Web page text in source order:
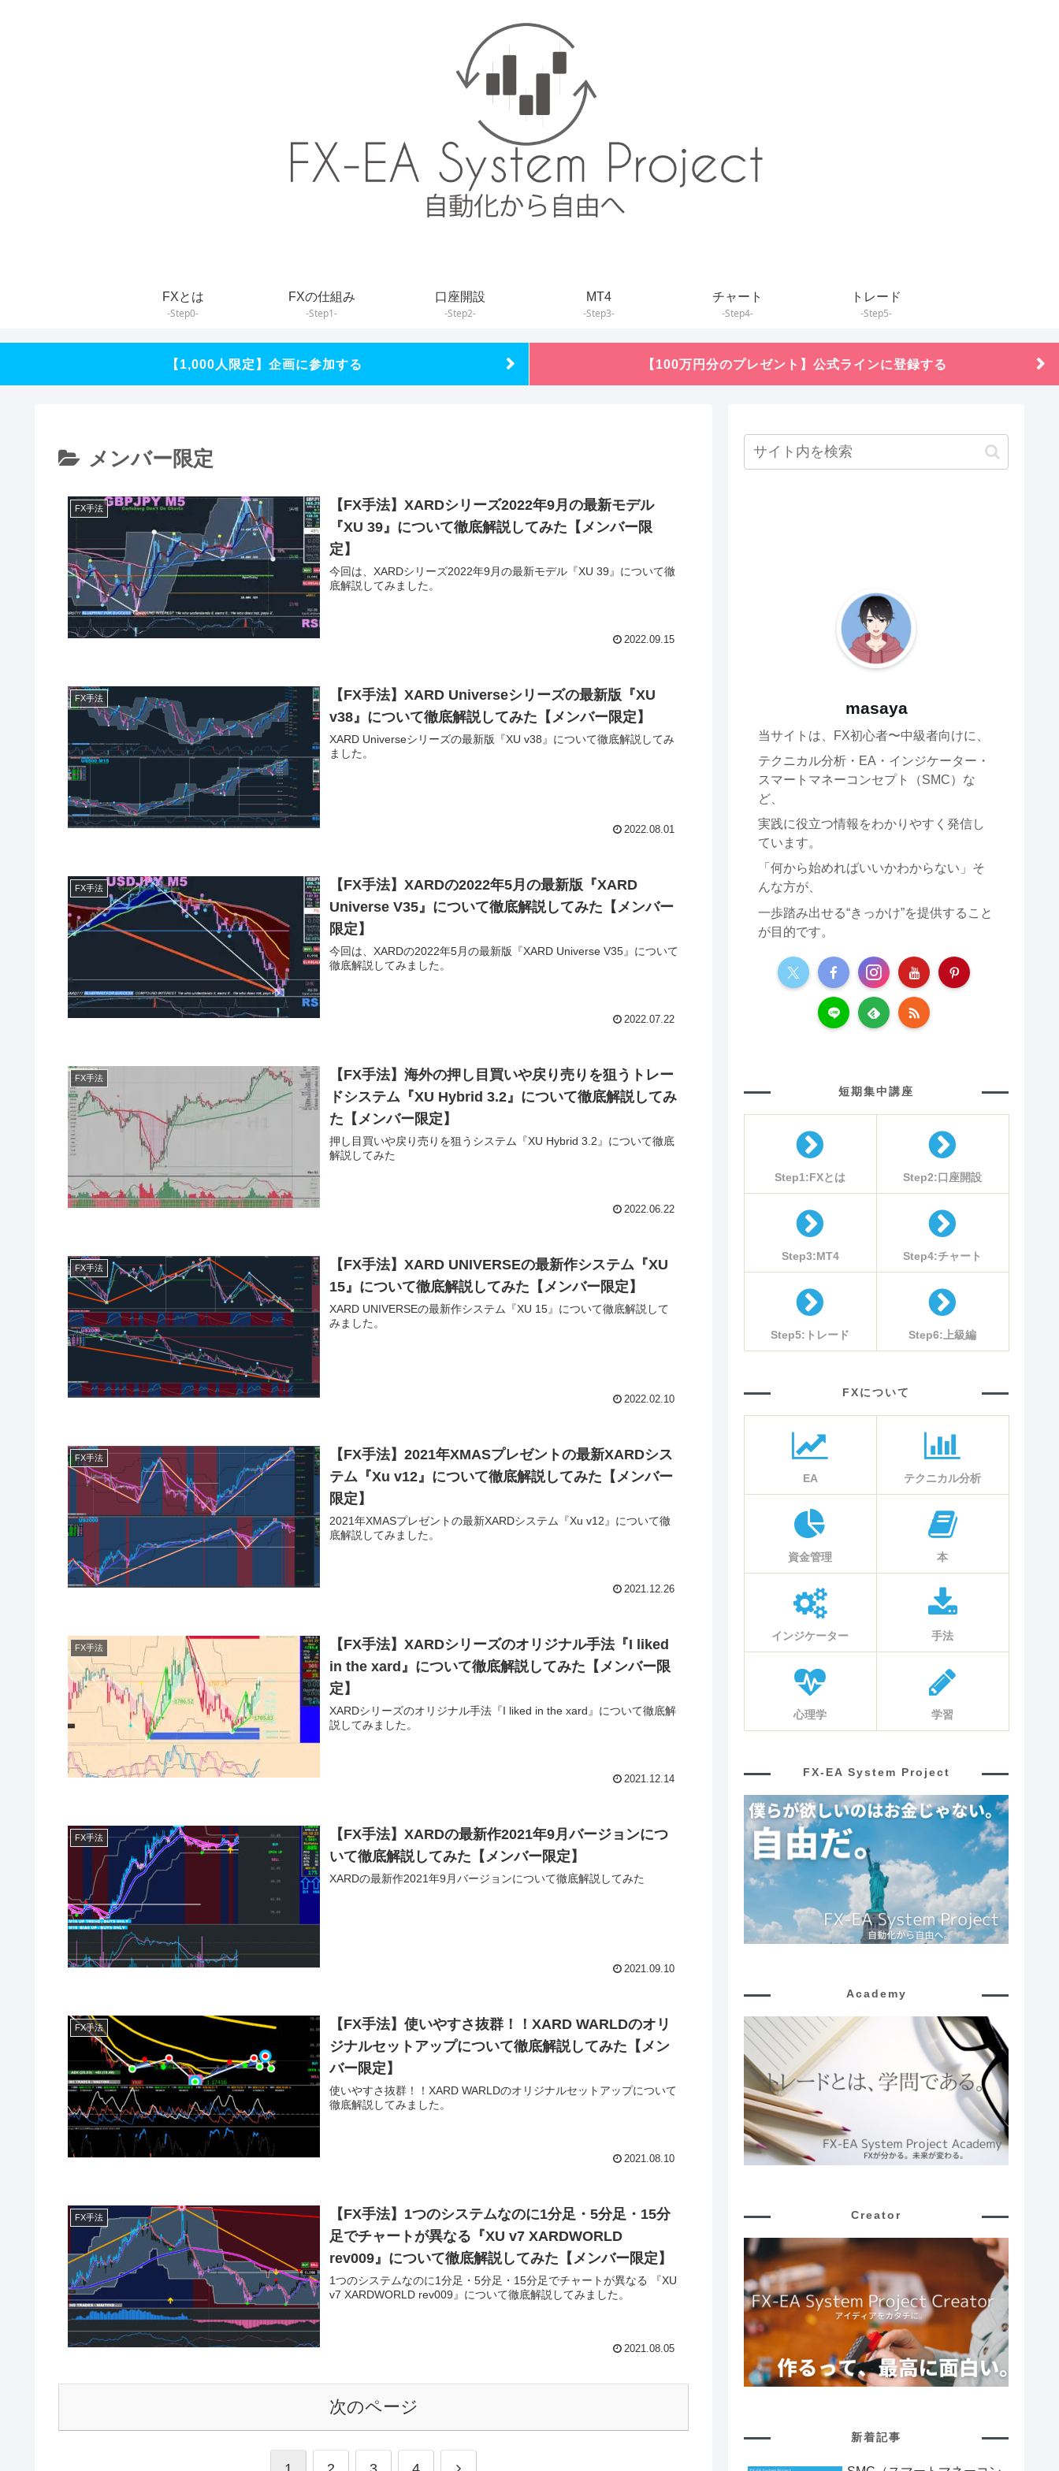
FXとは
-Step0-
FXの仕組み
-Step1-
口座開設
-Step2-
MT4
-Step3-
チャート
-Step4-
トレード
-Step5-
【1,000人限定】企画に参加する 【100万円分のプレゼント】公式ラインに登録する
メンバー限定
FX手法
【FX手法】XARDシリーズ2022年9月の最新モデル
『XU 39』について徹底解説してみた【メンバー限
定】
今回は、XARDシリーズ2022年9月の最新モデル『XU 39』について徹
底解説してみました。
2022.09.15
FX手法
【FX手法】XARD Universeシリーズの最新版『XU
v38』について徹底解説してみた【メンバー限定】
XARD Universeシリーズの最新版『XU v38』について徹底解説してみ
ました。
2022.08.01
FX手法
【FX手法】XARDの2022年5月の最新版『XARD
Universe V35』について徹底解説してみた【メンバー
限定】
今回は、XARDの2022年5月の最新版『XARD Universe V35』について
徹底解説してみました。
2022.07.22
FX手法
【FX手法】海外の押し目買いや戻り売りを狙うトレー
ドシステム『XU Hybrid 3.2』について徹底解説してみ
た【メンバー限定】
押し目買いや戻り売りを狙うシステム『XU Hybrid 3.2』について徹底
解説してみた
2022.06.22
FX手法
【FX手法】XARD UNIVERSEの最新作システム『XU
15』について徹底解説してみた【メンバー限定】
XARD UNIVERSEの最新作システム『XU 15』について徹底解説して
みました。
2022.02.10
FX手法
【FX手法】2021年XMASプレゼントの最新XARDシス
テム『Xu v12』について徹底解説してみた【メンバー
限定】
2021年XMASプレゼントの最新XARDシステム『Xu v12』について徹
底解説してみました。
2021.12.26
FX手法
【FX手法】XARDシリーズのオリジナル手法『I liked
in the xard』について徹底解説してみた【メンバー限
定】
XARDシリーズのオリジナル手法『I liked in the xard』について徹底解
説してみました。
2021.12.14
FX手法
【FX手法】XARDの最新作2021年9月バージョンにつ
いて徹底解説してみた【メンバー限定】
XARDの最新作2021年9月バージョンについて徹底解説してみた
2021.09.10
FX手法
【FX手法】使いやすさ抜群！！XARD WARLDのオリ
ジナルセットアップについて徹底解説してみた【メン
バー限定】
使いやすさ抜群！！XARD WARLDのオリジナルセットアップについて
徹底解説してみました。
2021.08.10
FX手法
【FX手法】1つのシステムなのに1分足・5分足・15分
足でチャートが異なる『XU v7 XARDWORLD
rev009』について徹底解説してみた【メンバー限定】
1つのシステムなのに1分足・5分足・15分足でチャートが異なる 『XU
v7 XARDWORLD rev009』について徹底解説してみました。
2021.08.05
次のページ
masaya
当サイトは、FX初心者〜中級者向けに、
テクニカル分析・EA・インジケーター・
スマートマネーコンセプト（SMC）な
ど、
実践に役立つ情報をわかりやすく発信し
ています。
「何から始めればいいかわからない」そ
んな方が、
一歩踏み出せる“きっかけ”を提供すること
が目的です。
短期集中講座
Step1:FXとは Step2:口座開設
Step3:MT4 Step4:チャート
Step5:トレード Step6:上級編
FXについて
EA テクニカル分析
資金管理 本
インジケーター 手法
心理学 学習
FX-EA System Project
Academy
Creator
新着記事